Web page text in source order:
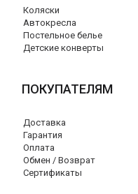
Коляски
Автокресла
Постельное белье
Детские конверты
ПОКУПАТЕЛЯМ
Доставка
Гарантия
Оплата
Обмен / Возврат
Сертификаты